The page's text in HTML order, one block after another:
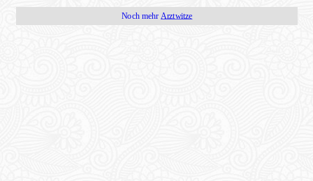
Noch mehr Arztwitze